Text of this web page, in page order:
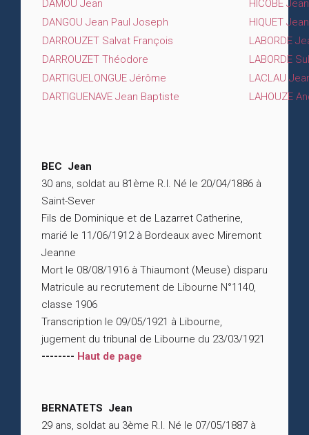
DAMOU Jean
HICOBÉ
DANGOU Jean Paul Joseph
HIQUET Jean
DARROUZET Salvat François
LABORDE
DARROUZET Théodore
LABORDE
DARTIGUELONGUE Jérôme
LACLAU
DARTIGUENAVE Jean Baptiste
LAHOUZE
BEC Jean
30 ans, soldat au 81ème R.I. Né le 20/04/1886 à
Saint-Sever
Fils de Dominique et de Lazarret Catherine,
marié le 11/06/1912 à Bordeaux avec Miremont
Jeanne
Mort le 08/08/1916 à Thiaumont (Meuse) disparu
Matricule au recrutement de Libourne N°1140,
classe 1906
Transcription le 09/05/1921 à Libourne,
jugement du tribunal de Libourne du 23/03/1921
-------- Haut de page
BERNATETS Jean
29 ans, soldat au 3ème R.I. Né le 07/05/1887 à